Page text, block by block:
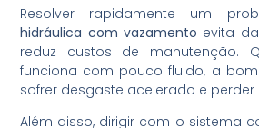
Resolver rapidamente um
hidráulica com vazamento evita
reduz custos de manutenção.
funciona com pouco fluido, a
sofrer desgaste acelerado e perder
Além disso, dirigir com o sistema